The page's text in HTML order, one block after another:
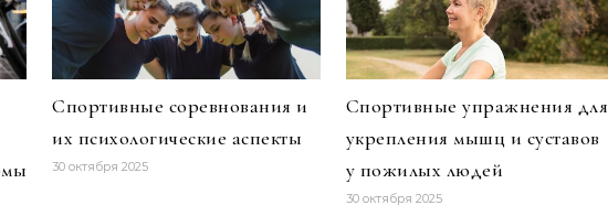
Спортивные соревнования и
их психологические аспекты
30 октября 2025
Спортивные упражнения для
укрепления мышц и суставов
у пожилых людей
30 октября 2025